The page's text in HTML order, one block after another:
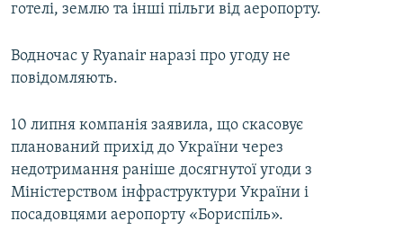
готелі, землю та інші пільги від аеропорту.
Водночас у Ryanair наразі про угоду не
повідомляють.
10 липня компанія заявила, що скасовує
планований прихід до України через
недотримання раніше досягнутої угоди з
Міністерством інфраструктури України і
посадовцями аеропорту «Бориспіль».